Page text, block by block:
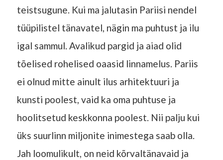
teistsugune. Kui ma jalutasin Pariisi nendel
tüüpilistel tänavatel, nägin ma puhtust ja ilu
igal sammul. Avalikud pargid ja aiad olid
tõelised rohelised oaasid linnamelus. Pariis
ei olnud mitte ainult ilus arhitektuuri ja
kunsti poolest, vaid ka oma puhtuse ja
hoolitsetud keskkonna poolest. Nii palju kui
üks suurlinn miljonite inimestega saab olla.
Jah loomulikult, on neid kõrvaltänavaid ja